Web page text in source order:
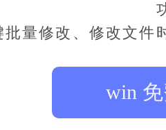
批量修改、修改文件
win